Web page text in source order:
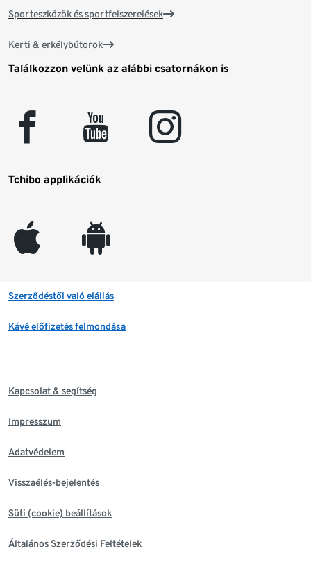
Sporteszközök és sportfelszerelések
Kerti & erkélybútorok
Találkozzon velünk az alábbi csatornákon is
facebook youtube instagram
Tchibo applikációk
appleinc android
Szerződéstől való elállás
Kávé előfizetés felmondása
Kapcsolat & segítség
Impresszum
Adatvédelem
Visszaélés-bejelentés
Süti (cookie) beállítások
Általános Szerződési Feltételek